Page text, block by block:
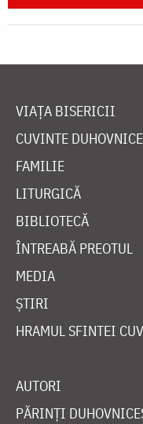
VIAȚA BISERICII
CUVINTE
FAMILIE
LITURGICĂ
BIBLIOTECĂ
ÎNTREABĂ PREOTUL
MEDIA
ȘTIRI
HRAMUL SFINTEI
AUTORI
PĂRINȚI